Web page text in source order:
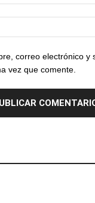
correo electrónico y
vez que comente.